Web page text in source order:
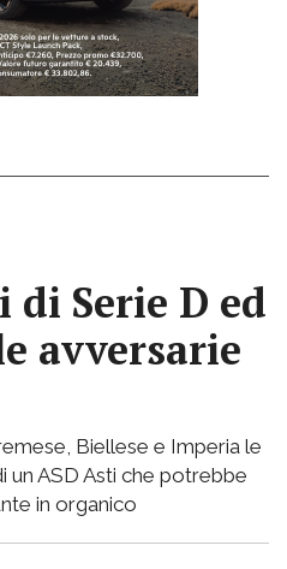
di Serie D ed
avversarie
Biellese e Imperia le
un ASD Asti che potrebbe
in organico